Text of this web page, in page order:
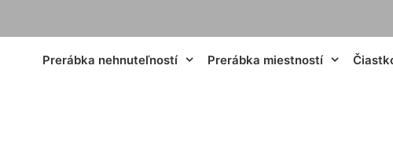
Prerábka nehnuteľností Prerábka miestností